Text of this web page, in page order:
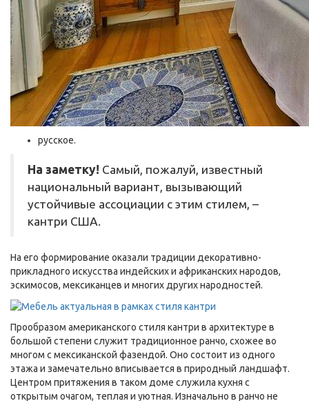
русское.
На заметку! Самый, пожалуй, известный
национальный вариант, вызывающий
устойчивые ассоциации с этим стилем, –
кантри США.
На его формирование оказали традиции декоративно-
прикладного искусства индейских и африканских народов,
эскимосов, мексиканцев и многих других народностей.
Прообразом американского стиля кантри в архитектуре в
большой степени служит традиционное ранчо, схожее во
многом с мексиканской фазендой. Оно состоит из одного
этажа и замечательно вписывается в природный ландшафт.
Центром притяжения в таком доме служила кухня с
открытым очагом, теплая и уютная. Изначально в ранчо не